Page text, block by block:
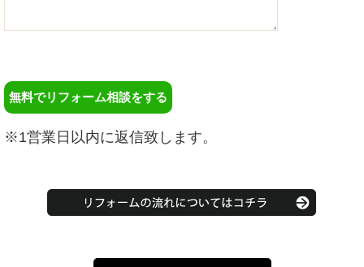
※1営業日以内に返信致します。